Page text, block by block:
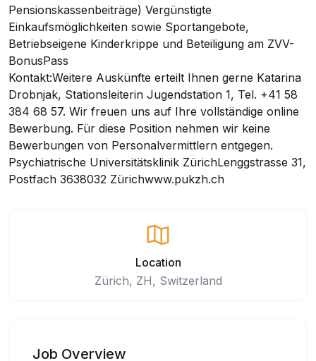
Pensionskassenbeiträge) Vergünstigte
Einkaufsmöglichkeiten sowie Sportangebote,
Betriebseigene Kinderkrippe und Beteiligung am ZVV-
BonusPass
Kontakt:Weitere Auskünfte erteilt Ihnen gerne Katarina
Drobnjak, Stationsleiterin Jugendstation 1, Tel. +41 58
384 68 57. Wir freuen uns auf Ihre vollständige online
Bewerbung. Für diese Position nehmen wir keine
Bewerbungen von Personalvermittlern entgegen.
Psychiatrische Universitätsklinik ZürichLenggstrasse 31,
Postfach 3638032 Zürichwww.pukzh.ch
Location
Zürich, ZH, Switzerland
Job Overview